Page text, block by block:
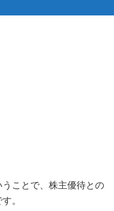
ことで、株主優待との
。